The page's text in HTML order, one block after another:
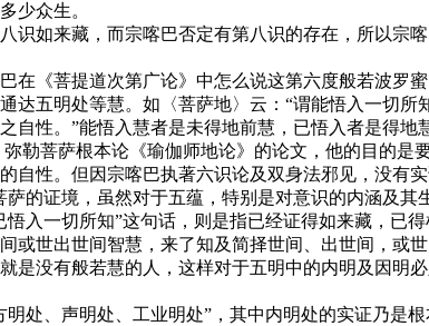
少众生。
识如来藏，而宗喀巴否定有第八识的存在，所以
在《菩提道次第广论》中怎么说这第六度般若波罗蜜
达五明处等慧。如〈菩萨地〉云：“谓能悟入一切
自性。”能悟入慧者是未得地前慧，已悟入者是得地
勒菩萨根本论《瑜伽师地论》的论文，他的目的
自性。但因宗喀巴执著六识论及双身法邪见，没
萨的证境，虽然对于五蕴，特别是对意识的内涵及
入一切所知”这句话，则是指已经证得如来藏，已
或世出世间智慧，来了知及简择世间、出世间，
是没有般若慧的人，这样对于五明中的内明及因明
明处、声明处、工业明处”，其中内明处的实证乃